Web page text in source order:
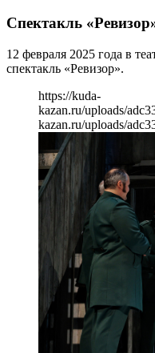
Спектакль
12 февраля 2025 года в
спектакль «Ревизор».
https://kuda-
kazan.ru/uploads/
kazan.ru/uploads/